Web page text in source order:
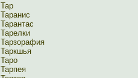
Тар
Таранис
Тарантас
Тарелки
Тарзорафия
Таркшья
Таро
Тарпея